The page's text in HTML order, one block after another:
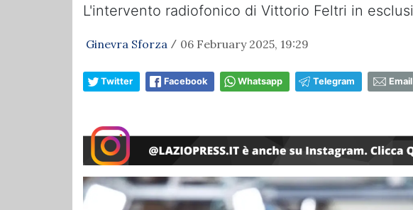
L'intervento radiofonico di Vittorio Feltri in
Ginevra Sforza / 06 February 2025, 19:29
Twitter Facebook Whatsapp Telegram Email